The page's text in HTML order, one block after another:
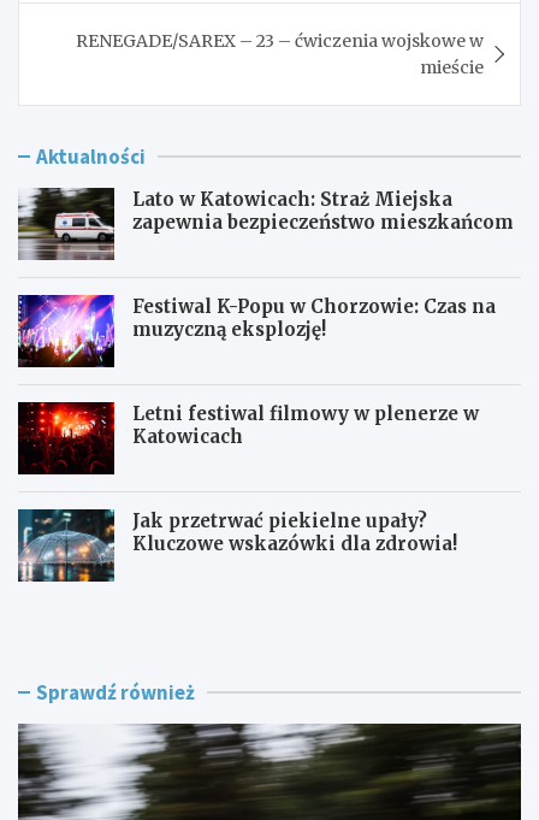
RENEGADE/SAREX – 23 – ćwiczenia wojskowe w
mieście
Aktualności
Lato w Katowicach: Straż Miejska
zapewnia bezpieczeństwo mieszkańcom
Festiwal K-Popu w Chorzowie: Czas na
muzyczną eksplozję!
Letni festiwal filmowy w plenerze w
Katowicach
Jak przetrwać piekielne upały?
Kluczowe wskazówki dla zdrowia!
L
K
t
o
w
i
F
w
l
K
-
P
Sprawdź również